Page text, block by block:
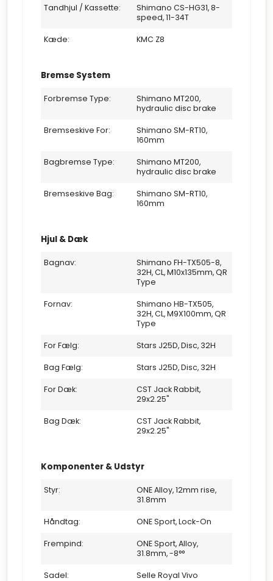
Tandhjul / Kassette:
Shimano CS-HG31, 8-
speed, 11-34T
Kæde: KMC Z8
Bremse System
Forbremse Type:
Shimano MT200,
hydraulic disc brake
Bremseskive For:
Shimano SM-RT10,
160mm
Bagbremse Type:
Shimano MT200,
hydraulic disc brake
Bremseskive Bag:
Shimano SM-RT10,
160mm
Hjul & Dæk
Bagnav:
Shimano FH-TX505-8,
32H, CL, M10x135mm, QR
Type
Fornav:
Shimano HB-TX505,
32H, CL, M9X100mm, QR
Type
For Fælg: Stars J25D, Disc, 32H
Bag Fælg: Stars J25D, Disc, 32H
For Dæk:
CST Jack Rabbit,
29x2.25"
Bag Dæk:
CST Jack Rabbit,
29x2.25"
Komponenter & Udstyr
Styr:
ONE Alloy, 12mm rise,
31.8mm
Håndtag: ONE Sport, Lock-On
Frempind:
ONE Sport, Alloy,
31.8mm, -8°°
Sadel: Selle Royal Vivo